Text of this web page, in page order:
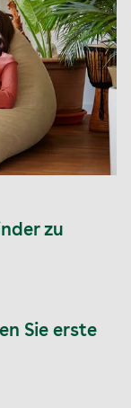
zu
Sie erste